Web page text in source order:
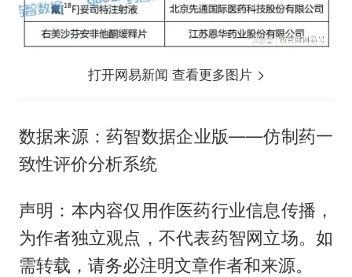
打开网易新闻 查看更多图片
数据来源：药智数据企业版——仿制药一
致性评价分析系统
声明：本内容仅用作医药行业信息传播，
为作者独立观点，不代表药智网立场。如
需转载，请务必注明文章作者和来源。